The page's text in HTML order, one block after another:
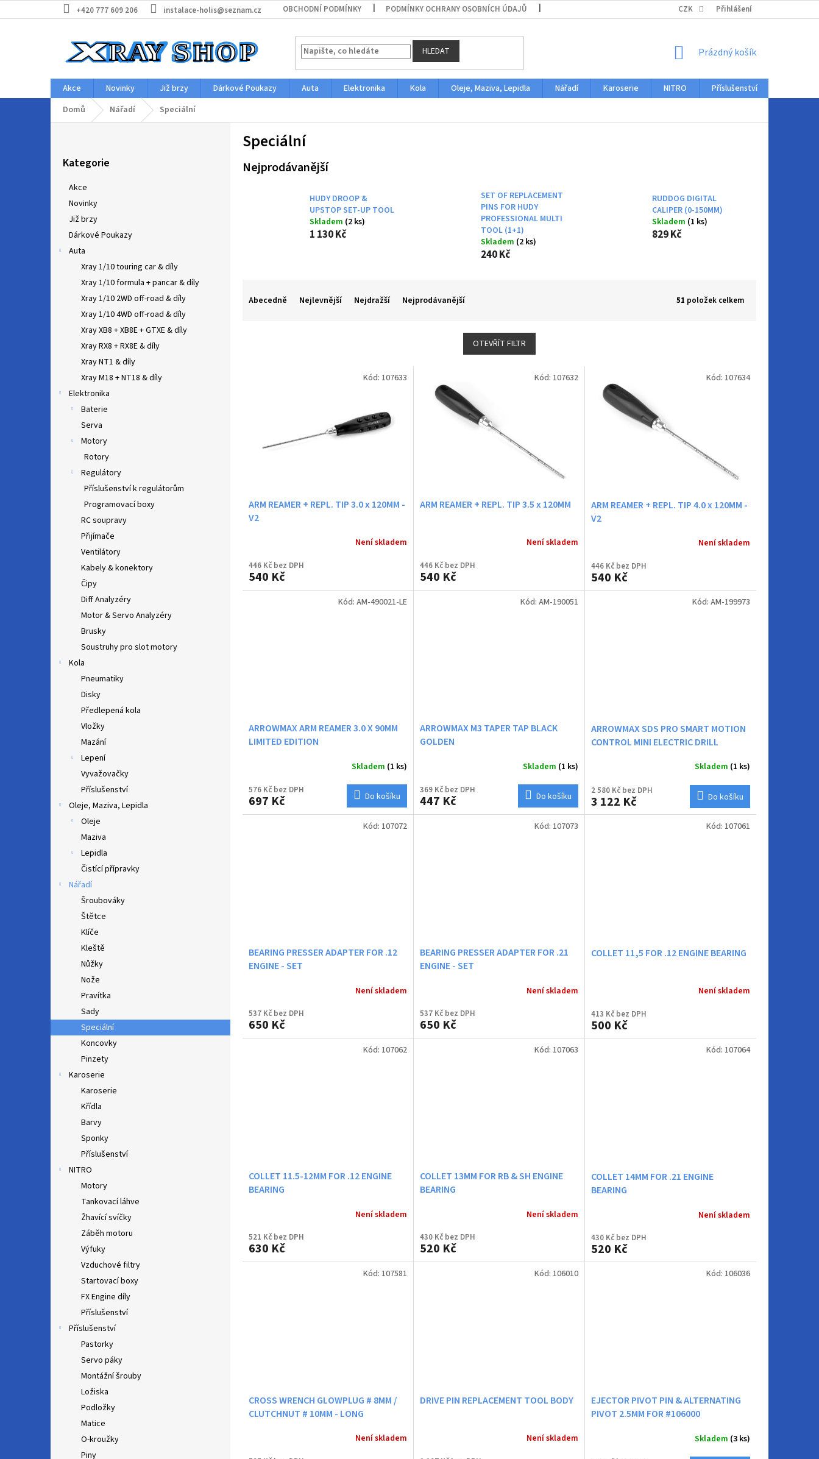
na
+420 777 609 206 instalace-holis@seznam.cz OBCHODNÍ PODMÍNKY PODMÍNKY OCHRANY OSOBNÍCH ÚDAJŮ CZK Přihlášení
HLEDAT
NÁKUPNÍ
Prázdný košík
Akce Novinky Již brzy Dárkové Poukazy Auta Elektronika Kola Oleje, Maziva, Lepidla Nářadí Karoserie NITRO Příslušenství
Domů
Nářadí Speciální
kategorie
Kategorie
Akce
Novinky
Již brzy
Dárkové Poukazy
Auta
Xray 1/10 touring car & díly
Xray 1/10 formula + pancar & díly
Xray 1/10 2WD off-road & díly
Xray 1/10 4WD off-road & díly
Xray XB8 + XB8E + GTXE & díly
Xray RX8 + RX8E & díly
Xray NT1 & díly
Xray M18 + NT18 & díly
Elektronika
Baterie
Serva
Motory
Rotory
Regulátory
Příslušenství k regulátorům
Programovací boxy
RC soupravy
Přijímače
Ventilátory
Kabely & konektory
Čipy
Diff Analyzéry
Motor & Servo Analyzéry
Brusky
Soustruhy pro slot motory
Kola
Pneumatiky
Disky
Předlepená kola
Vložky
Mazání
Lepení
Vyvažovačky
Příslušenství
Oleje, Maziva, Lepidla
Oleje
Maziva
Lepidla
Čistící přípravky
Nářadí
Šroubováky
Štětce
Klíče
Kleště
Nůžky
Nože
Pravítka
Sady
Speciální
Koncovky
Pinzety
Karoserie
Karoserie
Křídla
Barvy
Sponky
Příslušenství
NITRO
Motory
Tankovací láhve
Žhavící svíčky
Záběh motoru
Výfuky
Vzduchové filtry
Startovací boxy
FX Engine díly
Příslušenství
Příslušenství
Pastorky
Servo páky
Montážní šrouby
Ložiska
Podložky
Matice
O-kroužky
Piny
Speciální
Nejprodávanější
HUDY DROOP &
UPSTOP SET-UP TOOL
Skladem (2 ks)
1 130 Kč
SET OF REPLACEMENT
PINS FOR HUDY
PROFESSIONAL MULTI
TOOL (1+1)
Skladem (2 ks)
240 Kč
RUDDOG DIGITAL
CALIPER (0-150MM)
Skladem (1 ks)
829 Kč
Abecedně Nejlevnější Nejdražší Nejprodávanější 51 položek celkem
OTEVŘÍT FILTR
ARM REAMER + REPL. TIP 3.0 x 120MM -
V2
Není skladem
446 Kč bez DPH
540 Kč
Kód: 107633
ARM REAMER + REPL. TIP 3.5 x 120MM
Není skladem
446 Kč bez DPH
540 Kč
Kód: 107632
ARM REAMER + REPL. TIP 4.0 x 120MM -
V2
Není skladem
446 Kč bez DPH
540 Kč
Kód: 107634
ARROWMAX ARM REAMER 3.0 X 90MM
LIMITED EDITION
Skladem (1 ks)
576 Kč bez DPH
697 Kč Do košíku
Kód: AM-490021-LE
ARROWMAX M3 TAPER TAP BLACK
GOLDEN
Skladem (1 ks)
369 Kč bez DPH
447 Kč Do košíku
Kód: AM-190051
ARROWMAX SDS PRO SMART MOTION
CONTROL MINI ELECTRIC DRILL
Skladem (1 ks)
2 580 Kč bez DPH
3 122 Kč Do košíku
Kód: AM-199973
BEARING PRESSER ADAPTER FOR .12
ENGINE - SET
Není skladem
537 Kč bez DPH
650 Kč
Kód: 107072
BEARING PRESSER ADAPTER FOR .21
ENGINE - SET
Není skladem
537 Kč bez DPH
650 Kč
Kód: 107073
COLLET 11,5 FOR .12 ENGINE BEARING
Není skladem
413 Kč bez DPH
500 Kč
Kód: 107061
COLLET 11.5-12MM FOR .12 ENGINE
BEARING
Není skladem
521 Kč bez DPH
630 Kč
Kód: 107062
COLLET 13MM FOR RB & SH ENGINE
BEARING
Není skladem
430 Kč bez DPH
520 Kč
Kód: 107063
COLLET 14MM FOR .21 ENGINE
BEARING
Není skladem
430 Kč bez DPH
520 Kč
Kód: 107064
CROSS WRENCH GLOWPLUG # 8MM /
CLUTCHNUT # 10MM - LONG
Není skladem
Kód: 107581
DRIVE PIN REPLACEMENT TOOL BODY
Není skladem
Kód: 106010
EJECTOR PIVOT PIN & ALTERNATING
PIVOT 2.5MM FOR #106000
Skladem (3 ks)
Kód: 106036